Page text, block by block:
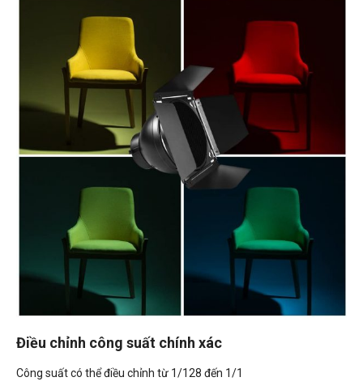
Điều chỉnh công suất chính xác
Công suất có thể điều chỉnh từ 1/128 đến 1/1